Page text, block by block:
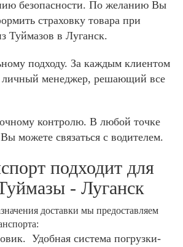
безопасности. По желанию Вы
страховку товара при
Туймазов в Луганск.
подходу. За каждым клиентом
личный менеджер, решающий все
контролю. В любой точке
можете связаться с водителем.
подходит для
- Луганск
доставки мы предоставляем
Удобная система погрузки-